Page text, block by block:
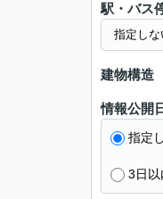
駅・バス
建物構造
情報公開
指定
3日以